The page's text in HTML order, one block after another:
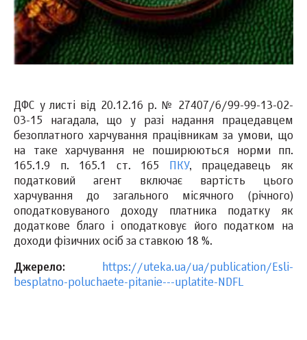
ДФС у листі від 20.12.16 р. № 27407/6/99-99-13-02-
03-15 нагадала, що у разі надання працедавцем
безоплатного харчування працівникам за умови, що
на таке харчування не поширюються норми пп.
165.1.9 п. 165.1 ст. 165
ПКУ, працедавець як
податковий агент включає вартість цього
харчування до загального місячного (річного)
оподатковуваного доходу платника податку як
додаткове благо і оподатковує його податком на
доходи фізичних осіб за ставкою 18 %.
Джерело:
https://uteka.ua/ua/publication/Esli-
besplatno-poluchaete-pitanie---uplatite-NDFL